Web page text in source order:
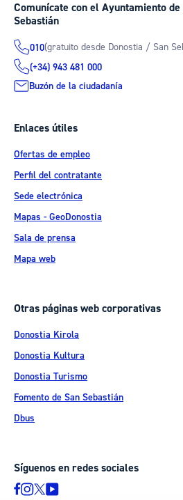
Comunícate con el Ayuntamiento
Sebastián
010(gratuito desde Donostia / San
(+34) 943 481 000
Buzón de la ciudadanía
Enlaces útiles
Ofertas de empleo
Perfil del contratante
Sede electrónica
Mapas - GeoDonostia
Sala de prensa
Mapa web
Otras páginas web corporativas
Donostia Kirola
Donostia Kultura
Donostia Turismo
Fomento de San Sebastián
Dbus
Síguenos en redes sociales